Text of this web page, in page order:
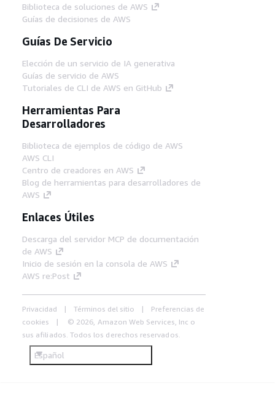
Biblioteca de soluciones de AWS
Guías de decisiones de AWS
Guías De Servicio
Elección de un servicio de IA generativa
Guías de servicio de AWS
Tutoriales de CLI de AWS en GitHub
Herramientas Para
Desarrolladores
Biblioteca de ejemplos de código de AWS
AWS CLI
Centro de creadores en AWS
Blog de herramientas para desarrolladores de
AWS
Enlaces Útiles
Descarga del servidor MCP de documentación
de AWS
Inicio de sesión en la consola de AWS
AWS re:Post
Privacidad Términos del sitio
Preferencias de
cookies
© 2026, Amazon Web Services, Inc o
sus afiliados. Todos los derechos reservados.
Español